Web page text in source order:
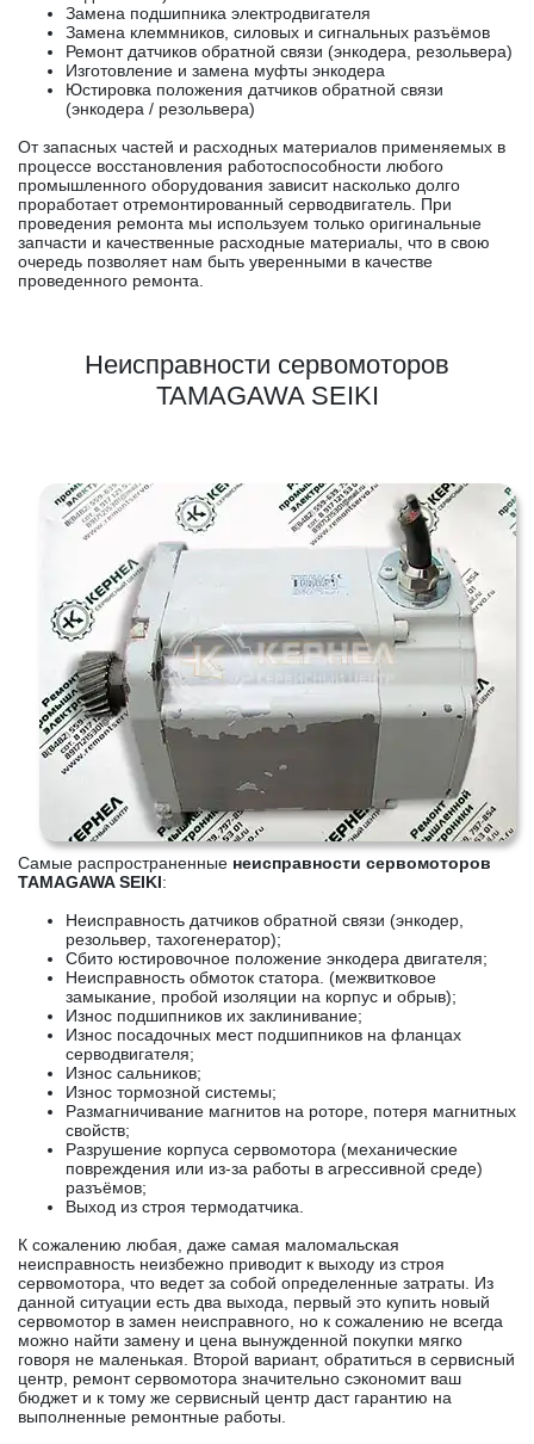
Замена подшипника электродвигателя
Замена клеммников, силовых и сигнальных разъёмов
Ремонт датчиков обратной связи (энкодера, резольвера)
Изготовление и замена муфты энкодера
Юстировка положения датчиков обратной связи
(энкодера / резольвера)
От запасных частей и расходных материалов применяемых в
процессе восстановления работоспособности любого
промышленного оборудования зависит насколько долго
проработает отремонтированный серводвигатель. При
проведения ремонта мы используем только оригинальные
запчасти и качественные расходные материалы, что в свою
очередь позволяет нам быть уверенными в качестве
проведенного ремонта.
Неисправности сервомоторов
TAMAGAWA SEIKI
Самые распространенные неисправности сервомоторов
TAMAGAWA SEIKI:
Неисправность датчиков обратной связи (энкодер,
резольвер, тахогенератор);
Сбито юстировочное положение энкодера двигателя;
Неисправность обмоток статора. (межвитковое
замыкание, пробой изоляции на корпус и обрыв);
Износ подшипников их заклинивание;
Износ посадочных мест подшипников на фланцах
серводвигателя;
Износ сальников;
Износ тормозной системы;
Размагничивание магнитов на роторе, потеря магнитных
свойств;
Разрушение корпуса сервомотора (механические
повреждения или из-за работы в агрессивной среде)
разъёмов;
Выход из строя термодатчика.
К сожалению любая, даже самая маломальская
неисправность неизбежно приводит к выходу из строя
сервомотора, что ведет за собой определенные затраты. Из
данной ситуации есть два выхода, первый это купить новый
сервомотор в замен неисправного, но к сожалению не всегда
можно найти замену и цена вынужденной покупки мягко
говоря не маленькая. Второй вариант, обратиться в сервисный
центр, ремонт сервомотора значительно сэкономит ваш
бюджет и к тому же сервисный центр даст гарантию на
выполненные ремонтные работы.